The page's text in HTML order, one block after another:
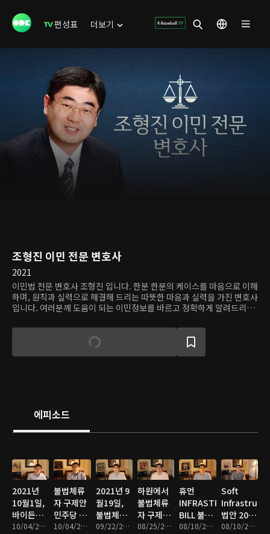
편성표 더보기
조형진 이민 전문 변호사
2021
이민법 전문 변호사 조형진 입니다. 한분 한분의 케이스를 마음으로 이해
하며, 원칙과 실력으로 해결해 드리는 따뜻한 마음과 실력을 가진 변호사
입니다. 여러분께 도움이 되는 이민정보를 바르고 정확하게 알려드리는
을 다해 해결해 드리겠습니다.
에피소드
2021년
10월1일,
바이든정
부 불법체
10/04/2021 • 16분
불법체류
자 구제안
민주당 플
랜 B
10/04/2021 • 11분
2021년 9
월19일,
불법체류
자 구제법
09/22/2021 • 9분
하원에서
불법체류
자 구제안
이 포함된
08/25/2021 • 14분
휴먼
INFRASTRUCTURE
BILL 불법
체류자 구
08/10/2021 • 11분
Soft
법안 2021
년 8월4일
08/10/2021 • 11분